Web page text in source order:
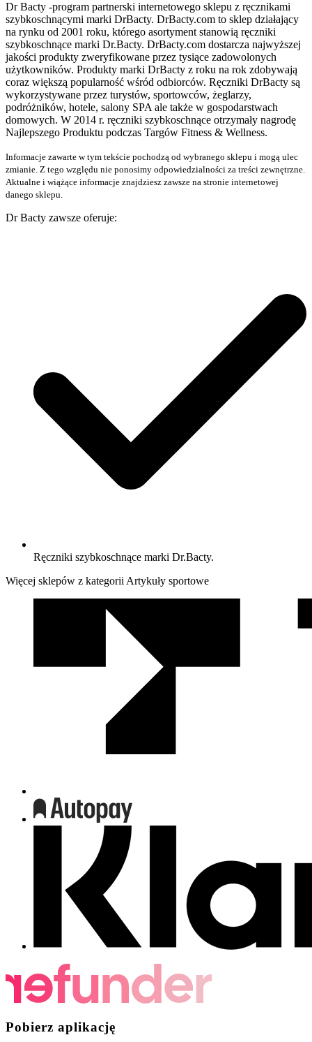
Dr Bacty -program partnerski internetowego sklepu z ręcznikami
szybkoschnącymi marki DrBacty. DrBacty.com to sklep działający
na rynku od 2001 roku, którego asortyment stanowią ręczniki
szybkoschnące marki Dr.Bacty. DrBacty.com dostarcza najwyższej
jakości produkty zweryfikowane przez tysiące zadowolonych
użytkowników. Produkty marki DrBacty z roku na rok zdobywają
coraz większą popularność wśród odbiorców. Ręczniki DrBacty są
wykorzystywane przez turystów, sportowców, żeglarzy,
podróżników, hotele, salony SPA ale także w gospodarstwach
domowych. W 2014 r. ręczniki szybkoschnące otrzymały nagrodę
Najlepszego Produktu podczas Targów Fitness & Wellness.
Informacje zawarte w tym tekście pochodzą od wybranego sklepu i mogą ulec
zmianie. Z tego względu nie ponosimy odpowiedzialności za treści zewnętrzne.
Aktualne i wiążące informacje znajdziesz zawsze na stronie internetowej
danego sklepu.
Dr Bacty zawsze oferuje:
Ręczniki szybkoschnące marki Dr.Bacty.
Więcej sklepów z kategorii Artykuły sportowe
Pobierz aplikację